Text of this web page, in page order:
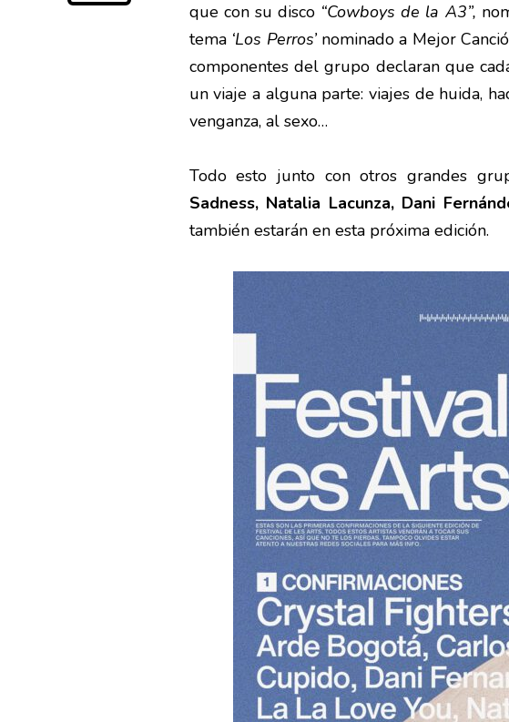
que con su disco “Cowboys de la A3”,
tema ‘Los Perros’nominado a Mejor
componentes del grupo declaran que
un viaje a alguna parte: viajes de huida,
venganza, al sexo…
Todo esto junto con otros grandes
Sadness, Natalia Lacunza, Dani
también estarán en esta próxima edición.